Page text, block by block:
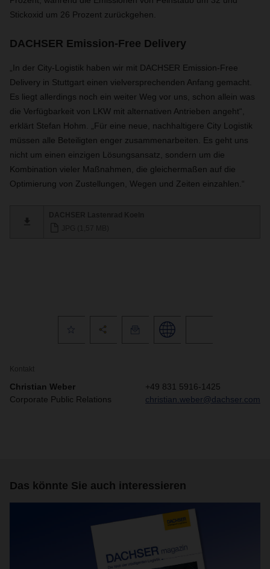
Stickoxid um 26 Prozent zurückgehen.
DACHSER Emission-Free Delivery
„In der City-Logistik haben wir mit DACHSER Emission-Free
Delivery in Stuttgart einen vielversprechenden Anfang gemacht.
Es liegt allerdings noch ein weiter Weg vor uns, schon allein was
die Verfügbarkeit von LKW mit alternativen Antrieben angeht“,
erklärt Stefan Hohm. „Für eine neue, nachhaltigere City Logistik
müssen alle Beteiligten enger zusammenarbeiten. Es geht uns
nicht um einen einzigen Lösungsansatz, sondern um die
Kombination vieler Maßnahmen, die gleichermaßen auf die
Optimierung von Zustellungen, Wegen und Zeiten einzahlen.“
Kontakt
Christian Weber
Corporate Public Relations
+49 831 5916-1425
christian.weber@dachser.com
Das könnte Sie auch interessieren